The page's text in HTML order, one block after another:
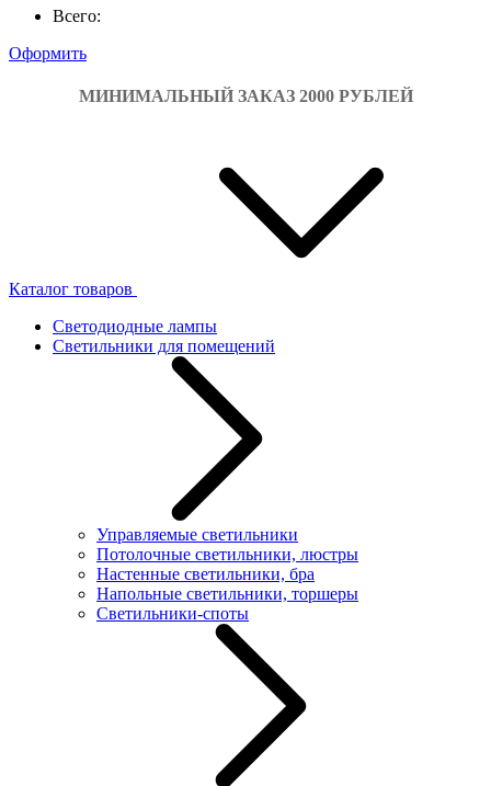
Всего:
Оформить
МИНИМАЛЬНЫЙ ЗАКАЗ 2000 РУБЛЕЙ
Каталог товаров
Светодиодные лампы
Светильники для помещений
Управляемые светильники
Потолочные светильники, люстры
Настенные светильники, бра
Напольные светильники, торшеры
Светильники-споты